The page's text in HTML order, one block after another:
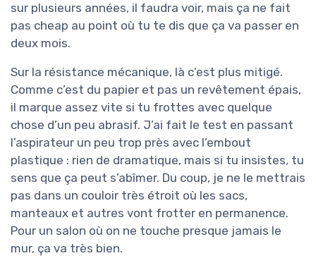
sur plusieurs années, il faudra voir, mais ça ne fait
pas cheap au point où tu te dis que ça va passer en
deux mois.
Sur la résistance mécanique, là c’est plus mitigé.
Comme c’est du papier et pas un revêtement épais,
il marque assez vite si tu frottes avec quelque
chose d’un peu abrasif. J’ai fait le test en passant
l’aspirateur un peu trop près avec l’embout
plastique : rien de dramatique, mais si tu insistes, tu
sens que ça peut s’abîmer. Du coup, je ne le mettrais
pas dans un couloir très étroit où les sacs,
manteaux et autres vont frotter en permanence.
Pour un salon où on ne touche presque jamais le
mur, ça va très bien.